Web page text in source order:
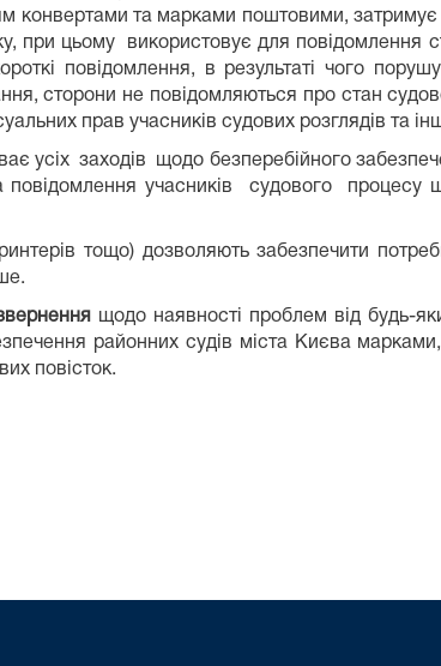
конвертами та марками поштовими,
при цьому використовує для повідомлення
повідомлення, в результаті чого
сторони не повідомляються про стан
прав учасників судових розглядів та
заходів щодо безперебійного
учасників судового процесу
тощо) дозволяють забезпечити
щодо наявності проблем від будь-
районних судів міста Києва
повісток.